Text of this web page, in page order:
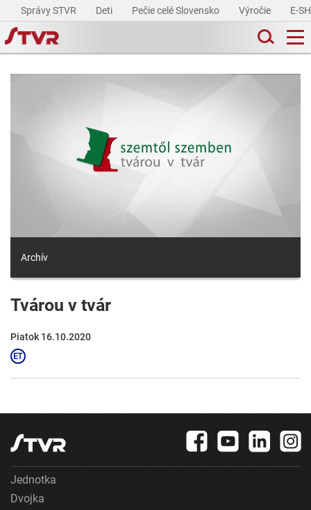
Správy STVR Deti Pečie celé Slovensko Výročie E-
Archív
Tvárou v tvár
Piatok 16.10.2020
Jednotka
Dvojka